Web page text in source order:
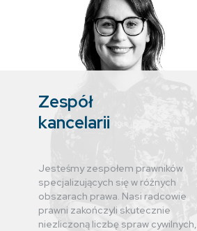
Zespół
kancelarii
Jesteśmy zespołem prawników
specjalizujących się w różnych
obszarach prawa. Nasi radcowie
prawni zakończyli skutecznie
niezliczoną liczbę spraw cywilnych,